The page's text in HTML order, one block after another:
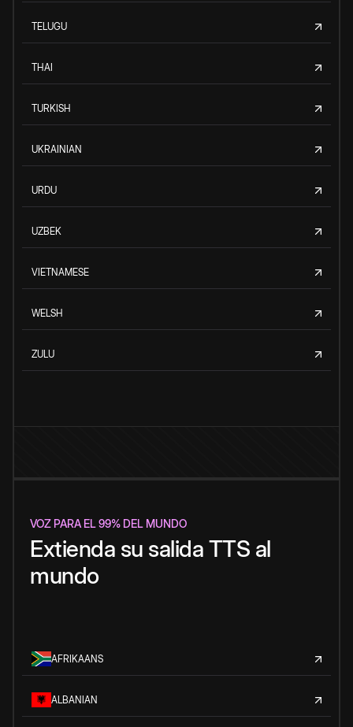
TELUGU
THAI
TURKISH
UKRAINIAN
URDU
UZBEK
VIETNAMESE
WELSH
ZULU
VOZ PARA EL 99% DEL MUNDO
Extienda su salida TTS al
mundo
AFRIKAANS
ALBANIAN